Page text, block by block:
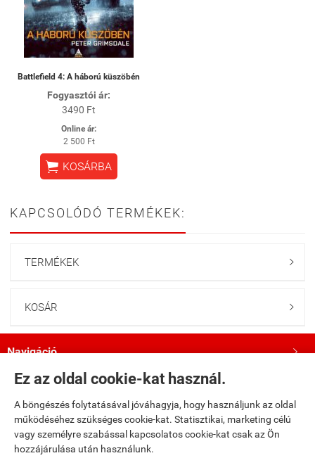
Ez az oldal cookie-kat használ.
A böngészés folytatásával jóváhagyja, hogy használjunk az oldal
működéséhez szükséges cookie-kat. Statisztikai, marketing célú
vagy személyre szabással kapcsolatos cookie-kat csak az Ön
hozzájárulása után használunk.
Battlefield 4: A háború küszöbén
Fogyasztói ár:
3490 Ft
Online ár:
2 500 Ft
 KOSÁRBA
KAPCSOLÓDÓ TERMÉKEK:
TERMÉKEK 
KOSÁR 
Navigáció 
Bemutatkozás